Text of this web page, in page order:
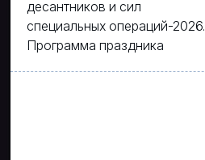
десантников и сил
специальных операций-2026.
Программа праздника